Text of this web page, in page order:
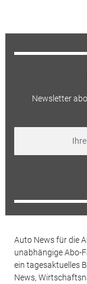
Newsletter
Auto News für die
unabhängige Abo-
ein tagesaktuelles
News,